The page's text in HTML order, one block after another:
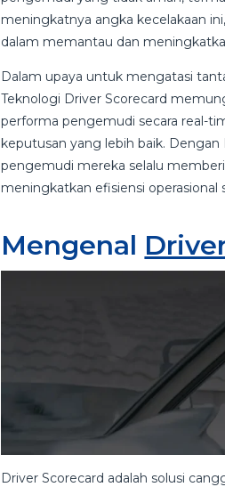
meningkatnya angka kecelakaan
dalam memantau dan
Dalam upaya untuk mengatasi
Teknologi Driver Scorecard
performa pengemudi secara real-
keputusan yang lebih baik.
pengemudi mereka selalu
meningkatkan efisiensi operasional
Mengenal
Driver Scorecard adalah solusi